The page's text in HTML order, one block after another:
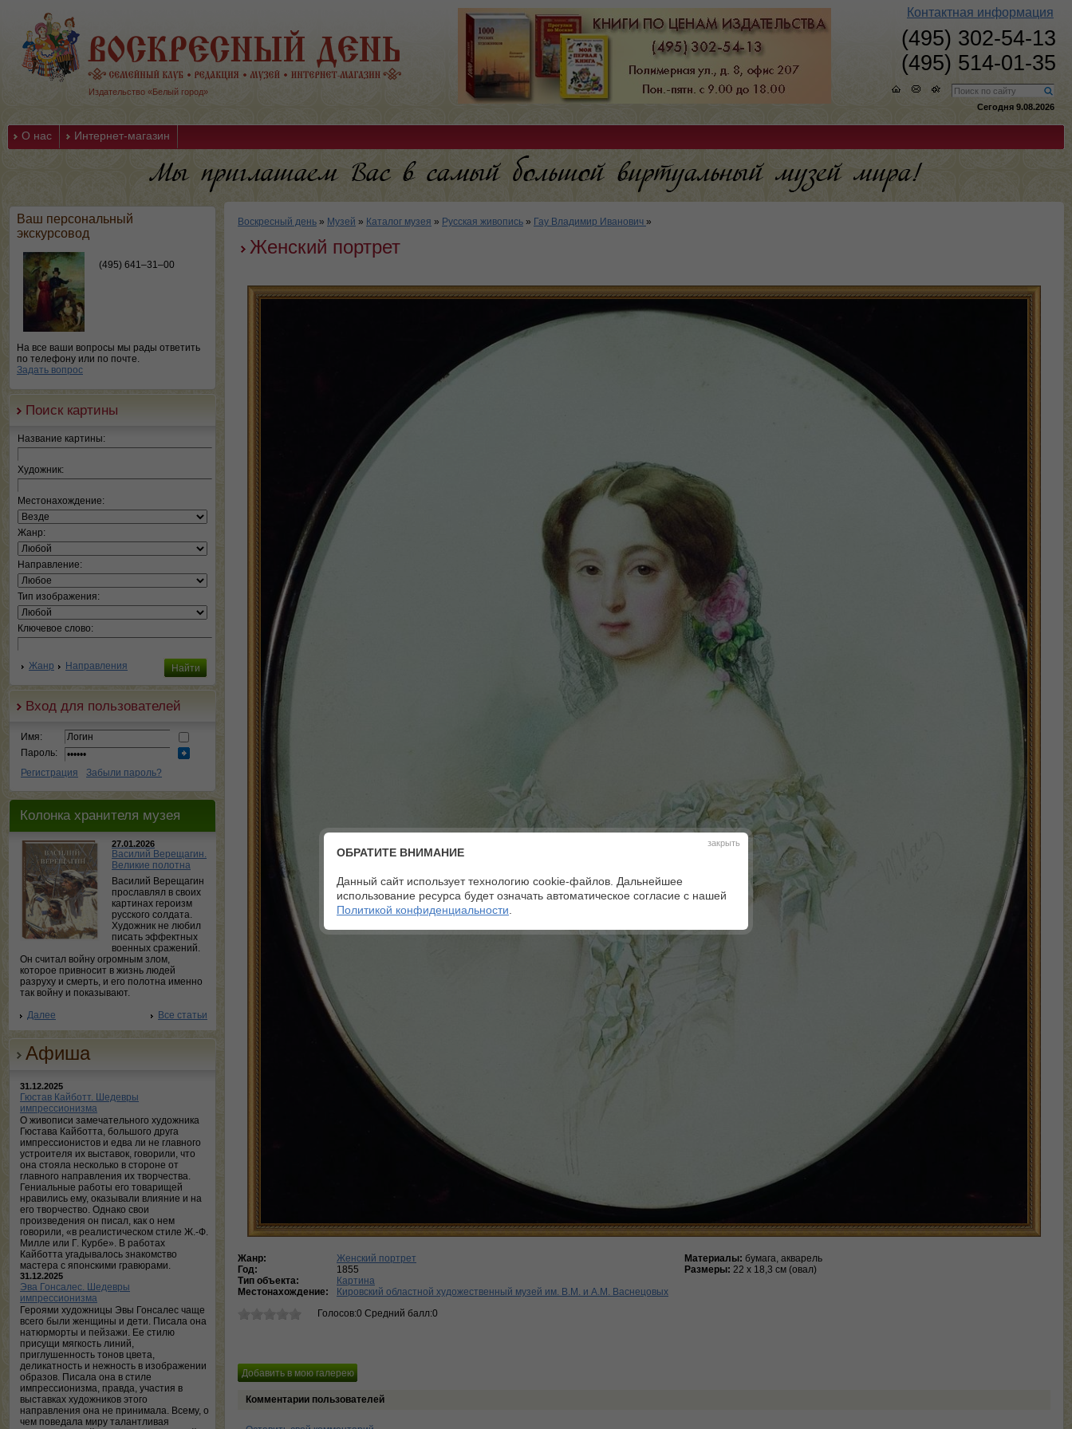
Издательство «Белый город»
Контактная информация
(495) 302-54-13
(495) 514-01-35
Сегодня 9.08.2026
О нас Интернет-магазин
Ваш персональный
экскурсовод
(495) 641–31–00
На все ваши вопросы мы рады ответить
по телефону или по почте.
Задать вопрос
Поиск картины
Название картины:
Художник:
Местонахождение:
Жанр:
Направление:
Тип изображения:
Ключевое слово:
Жанр Направления
Вход для пользователей
Имя:
Пароль:
Регистрация
Забыли пароль?
Колонка хранителя музея
27.01.2026
Василий Верещагин.
Великие полотна
Василий Верещагин
прославлял в своих
картинах героизм
русского солдата.
Художник не любил
писать эффектных
военных сражений.
Он считал войну огромным злом,
которое привносит в жизнь людей
разруху и смерть, и его полотна именно
так войну и показывают.
Далее
Все статьи
Афиша
31.12.2025
Гюстав Кайботт. Шедевры
импрессионизма
О живописи замечательного художника
Гюстава Кайботта, большого друга
импрессионистов и едва ли не главного
устроителя их выставок, говорили, что
она стояла несколько в стороне от
главного направления их творчества.
Гениальные работы его товарищей
нравились ему, оказывали влияние и на
его творчество. Однако свои
произведения он писал, как о нем
говорили, «в реалистическом стиле Ж.-Ф.
Милле или Г. Курбе». В работах
Кайботта угадывалось знакомство
мастера с японскими гравюрами.
31.12.2025
Эва Гонсалес. Шедевры
импрессионизма
Героями художницы Эвы Гонсалес чаще
всего были женщины и дети. Писала она
натюрморты и пейзажи. Ее стилю
присущи мягкость линий,
приглушенность тонов цвета,
деликатность и нежность в изображении
образов. Писала она в стиле
импрессионизма, правда, участия в
выставках художников этого
направления она не принимала. Всему, о
чем поведала миру талантливая
Воскресный день » Музей » Каталог музея » Русская живопись » Гау Владимир Иванович »
Женский портрет
Жанр:
Женский портрет
Год:
1855
Тип объекта:
Картина
Местонахождение:
Кировский областной художественный музей им. В.М. и А.М. Васнецовых
Голосов:0 Средний балл:0
Материалы: бумага, акварель
Размеры: 22 х 18,3 см (овал)
Комментарии пользователей
закрыть
ОБРАТИТЕ ВНИМАНИЕ
Данный сайт использует технологию cookie-файлов. Дальнейшее
использование ресурса будет означать автоматическое согласие с нашей
Политикой конфиденциальности